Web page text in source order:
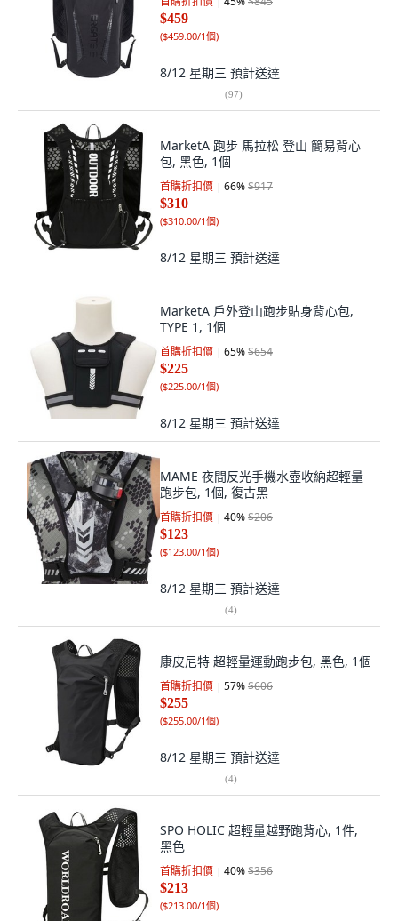
$459
($459.00/1個)
8/12 星期三 預計送達
(97)
MarketA 跑步 馬拉松 登山 簡易背心
包, 黑色, 1個
首購折扣價 66%$917
$310
($310.00/1個)
8/12 星期三 預計送達
MarketA 戶外登山跑步貼身背心包,
TYPE 1, 1個
首購折扣價 65%$654
$225
($225.00/1個)
8/12 星期三 預計送達
MAME 夜間反光手機水壺收納超輕量
跑步包, 1個, 復古黑
首購折扣價 40%$206
$123
($123.00/1個)
8/12 星期三 預計送達
(4)
康皮尼特 超輕量運動跑步包, 黑色, 1個
首購折扣價 57%$606
$255
($255.00/1個)
8/12 星期三 預計送達
(4)
SPO HOLIC 超輕量越野跑背心, 1件,
黑色
首購折扣價 40%$356
$213
($213.00/1個)